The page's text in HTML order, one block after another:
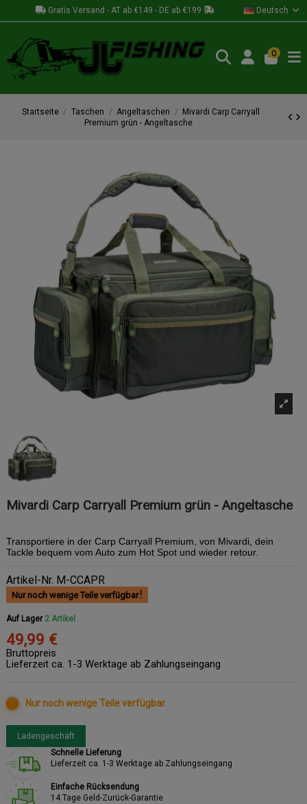
Gratis Versand - AT ab €149 - DE ab €199 Deutsch
0
Startseite Taschen Angeltaschen
Mivardi Carp Carryall
Premium grün - Angeltasche
Mivardi Carp Carryall Premium grün - Angeltasche
Transportiere in der Carp Carryall Premium, von Mivardi, dein
Tackle bequem vom Auto zum Hot Spot und wieder retour.
Artikel-Nr. M-CCAPR
Nur noch wenige Teile verfügbar
Auf Lager 2 Artikel
49,99 €
Bruttopreis
Lieferzeit ca. 1-3 Werktage ab Zahlungseingang
Nur noch wenige Teile verfügbar
Ladengeschäft
Schnelle Lieferung
Lieferzeit ca. 1-3 Werktage ab Zahlungseingang
Einfache Rücksendung
14 Tage Geld-Zurück-Garantie